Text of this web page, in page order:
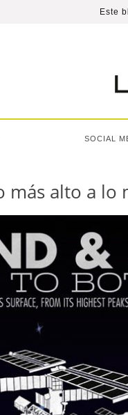
Este
SOCIAL
más alto a lo